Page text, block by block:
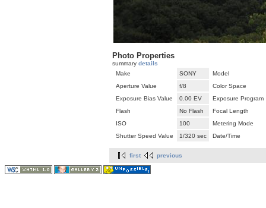
Photo Properties
summary details
Make
SONY
Model
Aperture Value
f/8
Color Space
Exposure Bias Value
0.00 EV
Exposure Program
Flash
No Flash
Focal Length
ISO
100
Metering Mode
Shutter Speed Value
1/320 sec Date/Time
first previous